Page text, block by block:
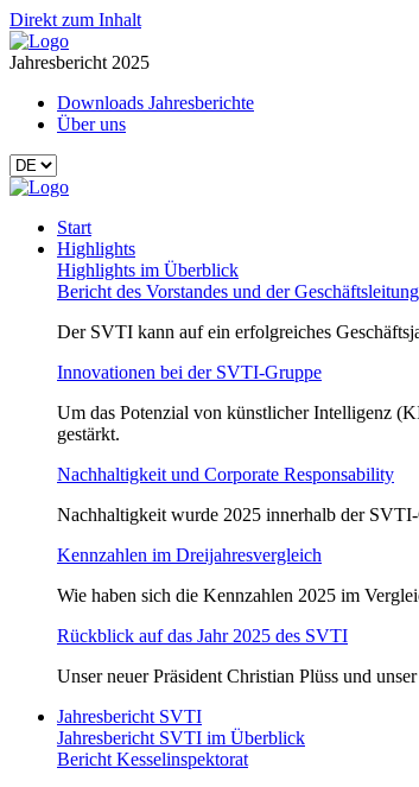
Direkt zum Inhalt
Jahresbericht 2025
Downloads Jahresberichte
Über uns
Start
Highlights
Highlights im Überblick
Bericht des Vorstandes und der Geschäftsleitung
Der SVTI kann auf ein erfolgreiches
Innovationen bei der SVTI-Gruppe
Um das Potenzial von künstlicher Intelligenz
gestärkt.
Nachhaltigkeit und Corporate Responsability
Nachhaltigkeit wurde 2025 innerhalb der
Kennzahlen im Dreijahresvergleich
Wie haben sich die Kennzahlen 2025 im
Rückblick auf das Jahr 2025 des SVTI
Unser neuer Präsident Christian Plüss und
Jahresbericht SVTI
Jahresbericht SVTI im Überblick
Bericht Kesselinspektorat